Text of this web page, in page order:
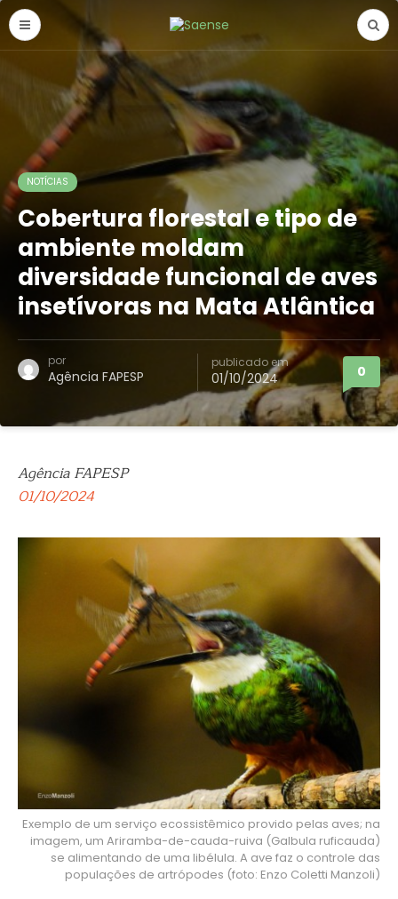
NOTÍCIAS
Cobertura florestal e tipo de
ambiente moldam
diversidade funcional de aves
insetívoras na Mata Atlântica
por
Agência FAPESP
publicado em
01/10/2024 0
Agência FAPESP
01/10/2024
Exemplo de um serviço ecossistêmico provido pelas aves; na
imagem, um Ariramba-de-cauda-ruiva (Galbula ruficauda)
se alimentando de uma libélula. A ave faz o controle das
populações de artrópodes (foto: Enzo Coletti Manzoli)